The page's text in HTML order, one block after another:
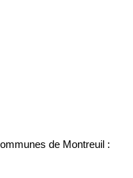
de Montreuil :